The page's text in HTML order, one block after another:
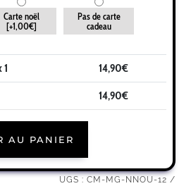
Carte noël
[+1,00€]
Pas de carte
cadeau
1 14,90€
14,90€
AU PANIER
UGS : CM-MG-NNOU-12